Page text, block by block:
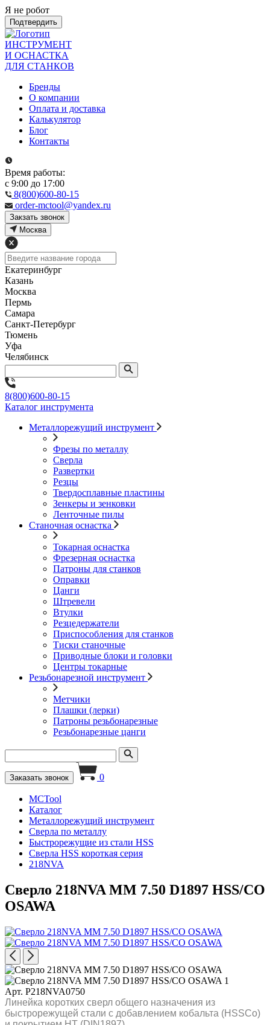
Я не робот
Подтвердить
ИНСТРУМЕНТ
И ОСНАСТКА
ДЛЯ СТАНКОВ
Бренды
О компании
Оплата и доставка
Калькулятор
Блог
Контакты
Время работы:
с 9:00 до 17:00
8(800)600-80-15
order-mctool@yandex.ru
Закзать звонок
Москва
Екатеринбург
Казань
Москва
Пермь
Самара
Санкт-Петербург
Тюмень
Уфа
Челябинск
8(800)600-80-15
Каталог инструмента
Металлорежущий инструмент
Фрезы по металлу
Сверла
Развертки
Резцы
Твердосплавные пластины
Зенкеры и зенковки
Ленточные пилы
Станочная оснастка
Токарная оснастка
Фрезерная оснастка
Патроны для станков
Оправки
Цанги
Штревели
Втулки
Резцедержатели
Приспособления для станков
Тиски станочные
Приводные блоки и головки
Центры токарные
Резьбонарезной инструмент
Метчики
Плашки (лерки)
Патроны резьбонарезные
Резьбонарезные цанги
Заказать звонок 0
MCTool
Каталог
Металлорежущий инструмент
Сверла по металлу
Быстрорежущие из стали HSS
Сверла HSS короткая серия
218NVA
Сверло 218NVA MM 7.50 D1897 HSS/CO
OSAWA
Арт. P218NVA0750
Линейка коротких сверл общего назначения из
быстрорежущей стали с добавлением кобальта (HSSCo)